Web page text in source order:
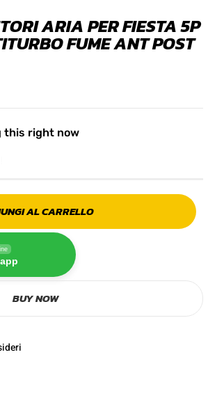
ARIA PER FIESTA 5P
FUME ANT POST
this right now
AL CARRELLO
BUY NOW